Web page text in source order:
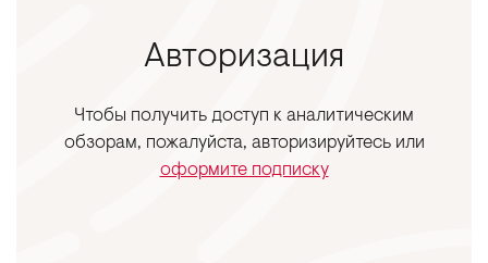
Авторизация
Чтобы получить доступ к аналитическим
обзорам, пожалуйста, авторизируйтесь или
оформите подписку